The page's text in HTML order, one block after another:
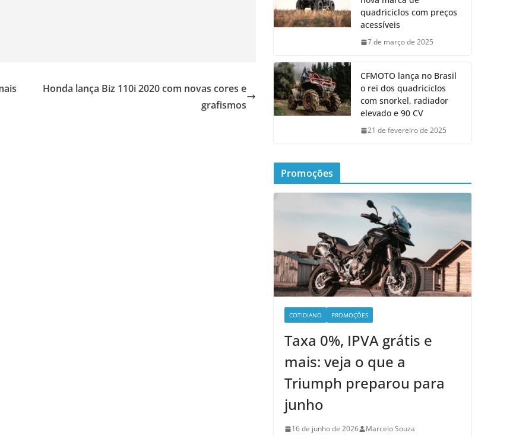
Honda lança Biz 110i 2020 com novas cores e
grafismos
quadriciclos com preços
acessíveis
7 de março de 2025
CFMOTO lança no Brasil
o rei dos quadriciclos
com snorkel, radiador
elevado e 90 CV
21 de fevereiro de 2025
Promoções
COTIDIANO PROMOÇÕES
Taxa 0%, IPVA grátis e
mais: veja o que a
Triumph preparou para
junho
16 de junho de 2026 Marcelo Souza